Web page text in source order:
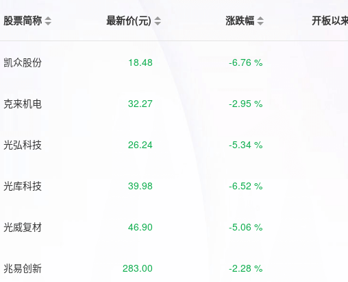
股票简称 最新价(元) 涨跌幅 开板以
凯众股份 18.48 -6.76 %
克来机电 32.27 -2.95 %
光弘科技 26.24 -5.34 %
光库科技 39.98 -6.52 %
光威复材 46.90 -5.06 %
兆易创新 283.00 -2.28 %